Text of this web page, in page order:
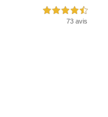
4,5 étoiles sur 5
73 avis